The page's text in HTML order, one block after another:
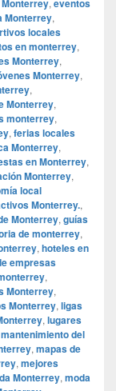
, eventos
Monterrey,
locales
en monterrey,
Monterrey,
Monterrey,
,
Monterrey,
monterrey,
, ferias locales
Monterrey,
en Monterrey,
Monterrey,
local
Monterrey.,
Monterrey, guías
de monterrey,
, hoteles en
empresas
,
Monterrey,
Monterrey, ligas
, lugares
mantenimiento del
, mapas de
, mejores
Monterrey, moda